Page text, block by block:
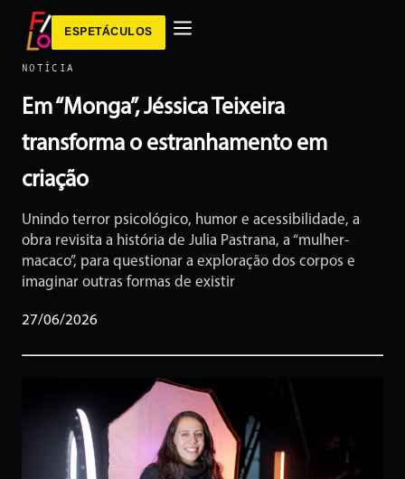
ESPETÁCULOS
NOTÍCIA
Em “Monga”, Jéssica Teixeira
transforma o estranhamento em
criação
Unindo terror psicológico, humor e acessibilidade, a
obra revisita a história de Julia Pastrana, a “mulher-
macaco”, para questionar a exploração dos corpos e
imaginar outras formas de existir
27/06/2026